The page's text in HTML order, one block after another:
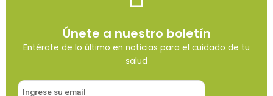
Únete a nuestro boletín
Entérate de lo último en noticias para el cuidado de tu
salud